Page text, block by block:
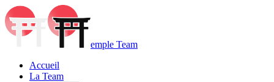
emple Team
Accueil
La Team